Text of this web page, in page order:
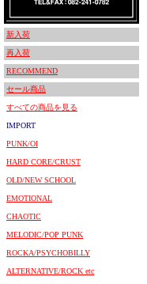
新入荷
再入荷
RECOMMEND
セール商品
すべての商品を見る
IMPORT
PUNK/OI
HARD CORE/CRUST
OLD/NEW SCHOOL
EMOTIONAL
CHAOTIC
MELODIC/POP PUNK
ROCKA/PSYCHOBILLY
ALTERNATIVE/ROCK etc